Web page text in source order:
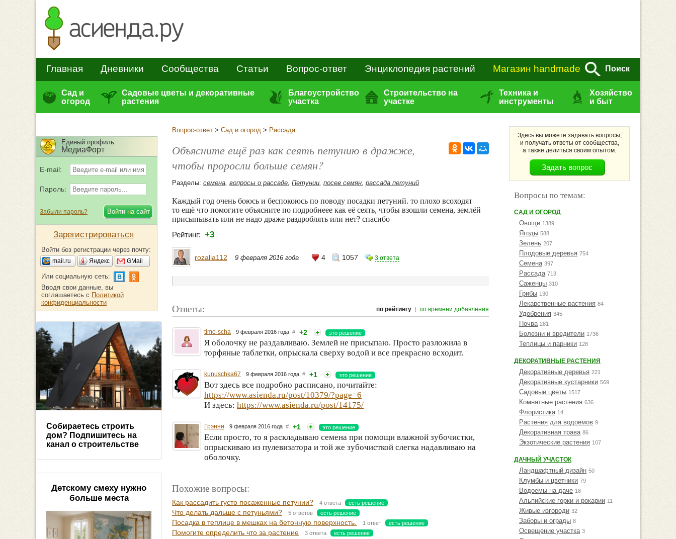
Главная Дневники Сообщества Статьи Вопрос-ответ Энциклопедия растений Магазин handmade Поиск
Сад и
огород
Садовые цветы и декоративные
растения
Благоустройство
участка
Строительство на
участке
Техника и
инструменты
Хозяйство
и быт
Вопрос-ответ > Сад и огород > Рассада
Объясните ещё раз как сеять петунию в дражже,
чтобы проросли больше семян?
Разделы: семена, вопросы о рассаде, Петунии, посев семян, рассада петуний
Каждый год очень боюсь и беспокоюсь по поводу посадки петуний. то плохо всоходят
то ещё что помогите объясните по подробнеее как её сеять, чтобы взошли семена, землёй
присыпывать или не надо драже раздроблять или нет? спасибо
Рейтинг: +3
rozalia112 9 февраля 2016 года 4 1057 3 ответа
Ответы: по рейтингу | по времени добавления
timo-scha 9 февраля 2016 года # +2 это решение
Я оболочку не раздавливаю. Землей не присыпаю. Просто разложила в
торфяные таблетки, опрыскала сверху водой и все прекрасно всходит.
kunuschka67 9 февраля 2016 года # +1 это решение
Вот здесь все подробно расписано, почитайте:
https://www.asienda.ru/post/10379/?page=6
И здесь: https://www.asienda.ru/post/14175/
Грэнни 9 февраля 2016 года # +1 это решение
Если просто, то я раскладываю семена при помощи влажной зубочистки,
опрыскиваю из пулевизатора и той же зубочисткой слегка надавливаю на
оболочку.
Похожие вопросы:
Как рассадить густо посаженные петунии? 4 ответа есть решение
Что делать дальше с петуньями? 5 ответов есть решение
Посадка в теплице в мешках на бетонную поверхность. 1 ответ есть решение
Помогите определить что за растение 3 ответа есть решение
Здесь вы можете задавать вопросы,
и получать ответы от сообщества,
а также делиться своим опытом.
Вопросы по темам:
САД И ОГОРОД
Овощи 1389
Ягоды 588
Зелень 207
Плодовые деревья 754
Семена 397
Рассада 713
Саженцы 310
Грибы 130
Лекарственные растения 84
Удобрения 345
Почва 281
Болезни и вредители 1736
Теплицы и парники 128
ДЕКОРАТИВНЫЕ РАСТЕНИЯ
Декоративные деревья 221
Декоративные кустарники 569
Садовые цветы 1517
Комнатные растения 636
Флористика 14
Растения для водоемов 9
Декоративная трава 86
Экзотические растения 107
ДАЧНЫЙ УЧАСТОК
Ландшафтный дизайн 50
Клумбы и цветники 79
Водоемы на даче 18
Альпийские горки и рокарии 11
Живые изгороди 32
Заборы и ограды 8
Освещение участка 3
Единый профиль
МедиаФорт
E-mail:
Пароль:
Забыли пароль?
Зарегистрироваться
Войти без регистрации через почту:
mail.ru Яндекс GMail
Или социальную сеть:
Вводя свои данные, вы
соглашаетесь с Политикой
конфиденциальности
Собираетесь строить
дом? Подпишитесь на
канал о строительстве
Детскому смеху нужно
больше места